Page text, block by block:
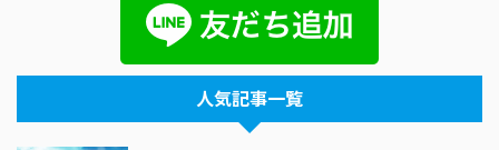
人気記事一覧